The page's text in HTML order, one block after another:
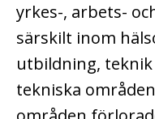
yrkes-, arbets-
särskilt inom
utbildning, teknik
tekniska